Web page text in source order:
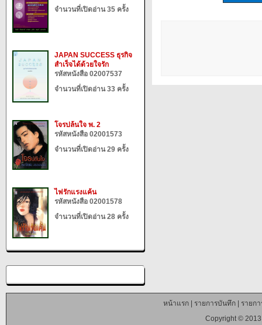
จำนวนที่เปิดอ่าน 35 ครั้ง
JAPAN SUCCESS ธุรกิจ
สำเร็จได้ด้วยใจรัก
รหัสหนังสือ 02007537
จำนวนที่เปิดอ่าน 33 ครั้ง
โจรปล้นใจ พ. 2
รหัสหนังสือ 02001573
จำนวนที่เปิดอ่าน 29 ครั้ง
ไฟรักแรงแค้น
รหัสหนังสือ 02001578
จำนวนที่เปิดอ่าน 28 ครั้ง
หน้าแรก| รายการบันทึก|
รายก
Copyright ©